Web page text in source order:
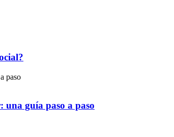
una guía paso a paso